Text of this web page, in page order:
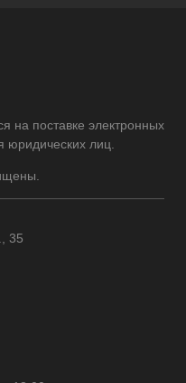
на поставке электронных
юридических лиц.
35